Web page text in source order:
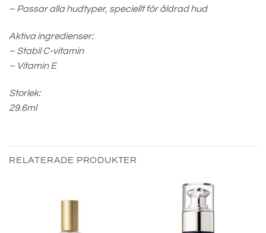
– Passar alla hudtyper, speciellt för åldrad hud
Aktiva ingredienser:
– Stabil C-vitamin
– Vitamin E
Storlek:
29.6ml
RELATERADE PRODUKTER